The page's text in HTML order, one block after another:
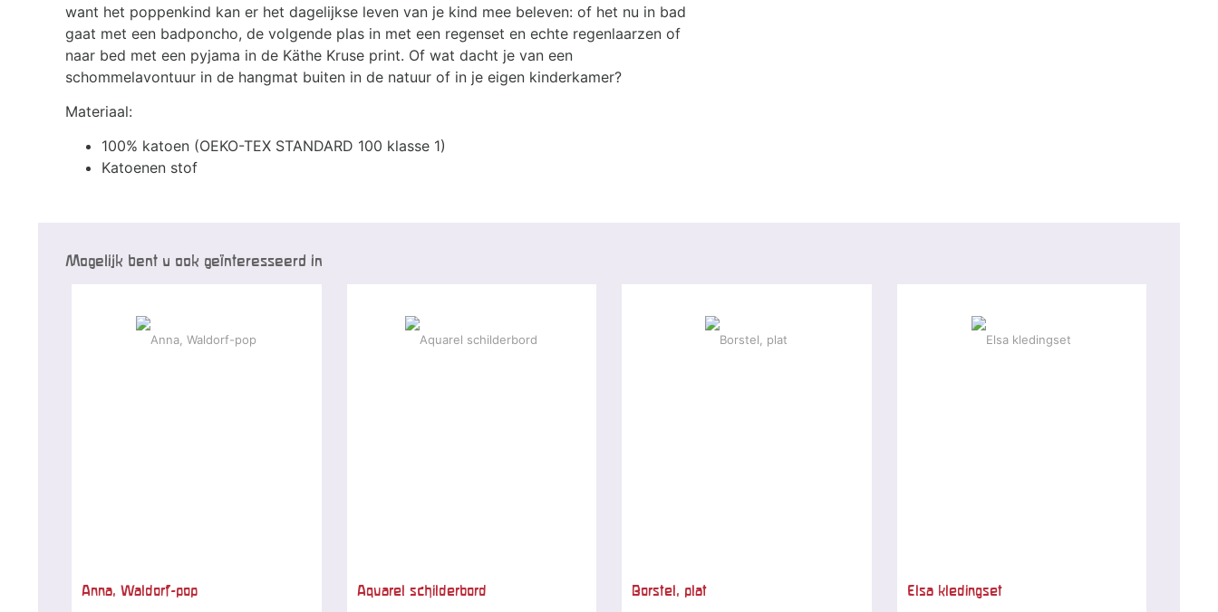
want het poppenkind kan er het dagelijkse leven van je kind mee beleven: of het nu in bad
gaat met een badponcho, de volgende plas in met een regenset en echte regenlaarzen of
naar bed met een pyjama in de Käthe Kruse print. Of wat dacht je van een
schommelavontuur in de hangmat buiten in de natuur of in je eigen kinderkamer?
Materiaal:
100% katoen (OEKO-TEX STANDARD 100 klasse 1)
Katoenen stof
Mogelijk bent u ook geïnteresseerd in
Anna, Waldorf-pop Aquarel schilderbord Borstel, plat Elsa kledingset